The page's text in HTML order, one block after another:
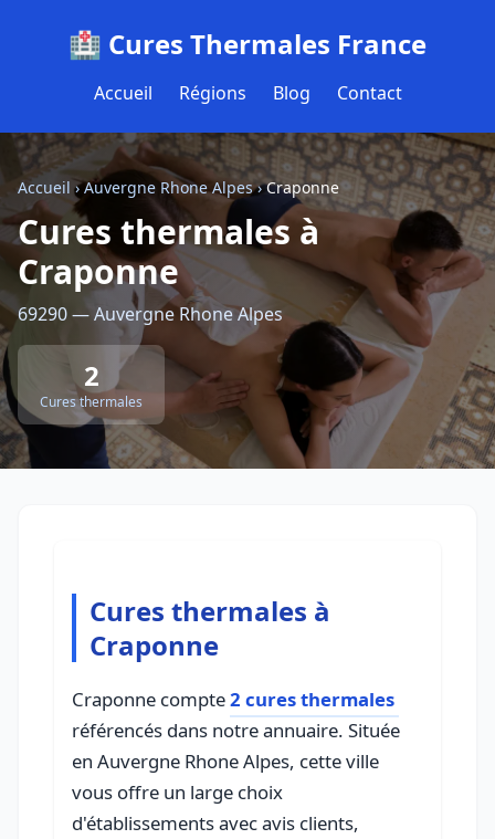
🏥 Cures Thermales France
Accueil Régions Blog Contact
Accueil ›Auvergne Rhone Alpes›Craponne
Cures thermales à
Craponne
69290 — Auvergne Rhone Alpes
2
Cures thermales
Cures thermales à
Craponne
Craponne compte2 cures thermales
référencés dans notre annuaire. Située
en Auvergne Rhone Alpes, cette ville
vous offre un large choix
d'établissements avec avis clients,